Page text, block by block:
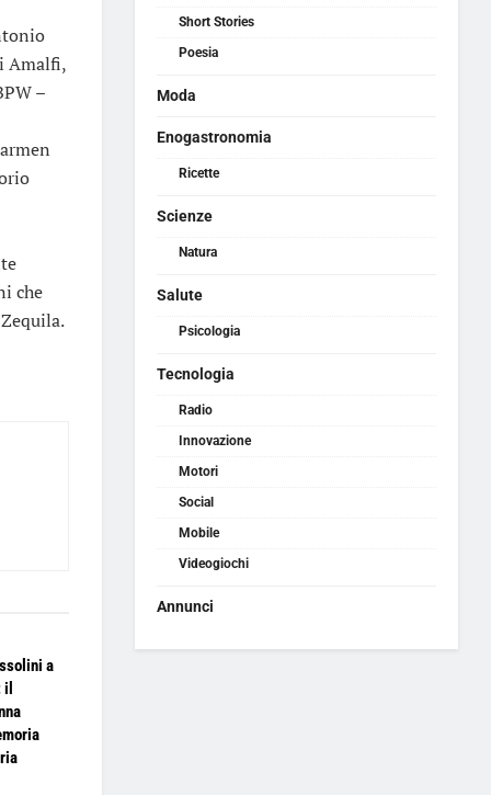
Amalfi,
–
che
a
Short Stories
Poesia
Moda
Enogastronomia
Ricette
Scienze
Natura
Salute
Psicologia
Tecnologia
Radio
Innovazione
Motori
Social
Mobile
Videogiochi
Annunci